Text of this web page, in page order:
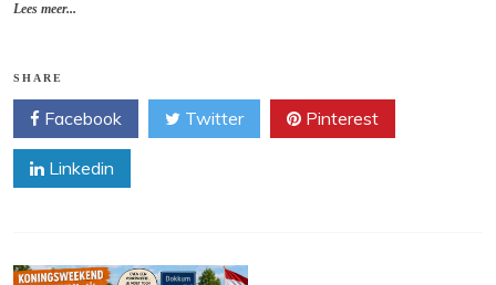
Lees meer...
SHARE
Facebook Twitter Pinterest
Linkedin